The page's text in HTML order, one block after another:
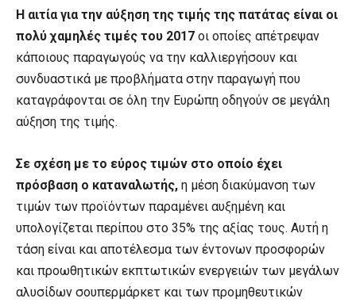
Η αιτία για την αύξηση της τιμής της πατάτας είναι οι
πολύ χαμηλές τιμές του 2017 οι οποίες απέτρεψαν
κάποιους παραγωγούς να την καλλιεργήσουν και
συνδυαστικά με προβλήματα στην παραγωγή που
καταγράφονται σε όλη την Ευρώπη οδηγούν σε μεγάλη
αύξηση της τιμής.
Σε σχέση με το εύρος τιμών στο οποίο έχει
πρόσβαση ο καταναλωτής, η μέση διακύμανση των
τιμών των προϊόντων παραμένει αυξημένη και
υπολογίζεται περίπου στο 35% της αξίας τους. Αυτή η
τάση είναι και αποτέλεσμα των έντονων προσφορών
και προωθητικών εκπτωτικών ενεργειών των μεγάλων
αλυσίδων σουπερμάρκετ και των προμηθευτικών